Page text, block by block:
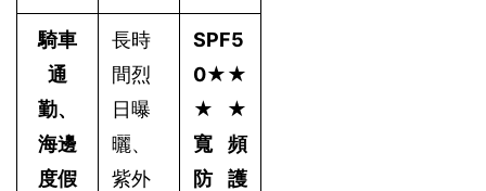
騎車
通
勤、
海邊
度假
長時
間烈
日曝
曬、
紫外
SPF5
0★★
★★
寬頻
防護